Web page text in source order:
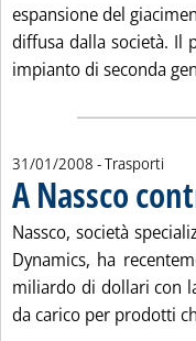
espansione del
diffusa dalla società. Il
impianto di seconda
31/01/2008 - Trasporti
A Nassco
Nassco, società
Dynamics, ha
miliardo di dollari con
da carico per prodotti